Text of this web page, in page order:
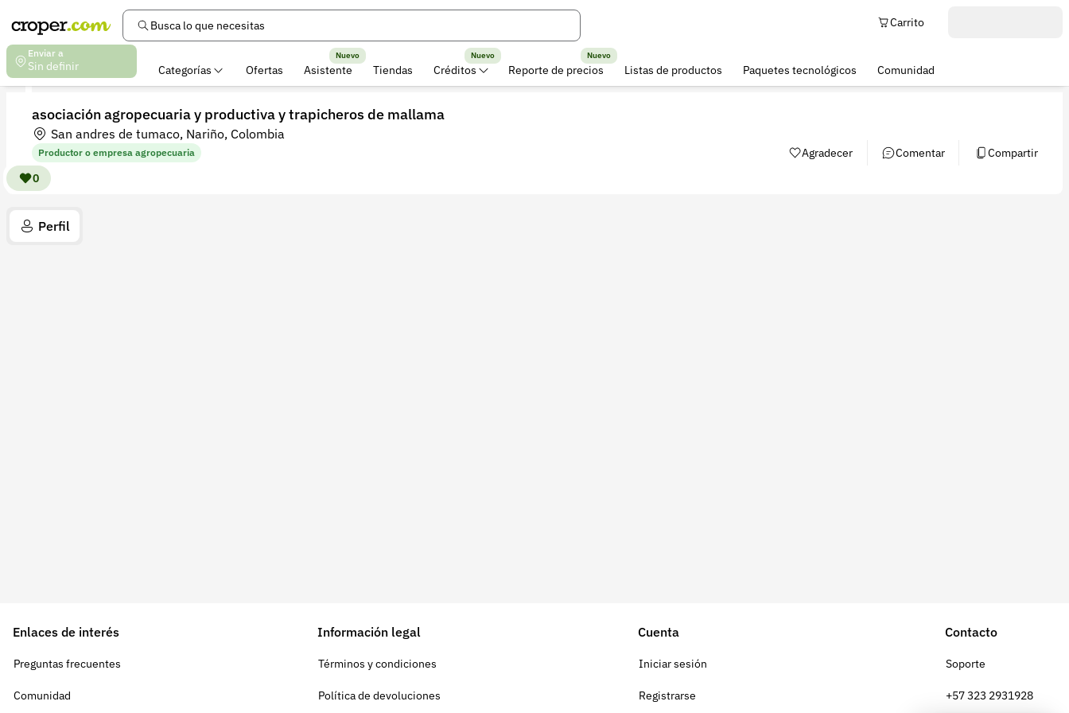
Busca lo que necesitas
Enviar a
Sin definir
Carrito
Categorías Ofertas Asistente
Nuevo
Tiendas Créditos
Nuevo
Reporte de precios
Nuevo
Listas de productos Paquetes tecnológicos Comunidad
0
asociación agropecuaria y productiva y trapicheros de mallama
San andres de tumaco, Nariño, Colombia
Productor o empresa agropecuaria Agradecer Comentar Compartir
Perfil
Enlaces de interés
Preguntas frecuentes
Comunidad
Información legal
Términos y condiciones
Política de devoluciones
Cuenta
Iniciar sesión
Registrarse
Contacto
Soporte
+57 323 2931928